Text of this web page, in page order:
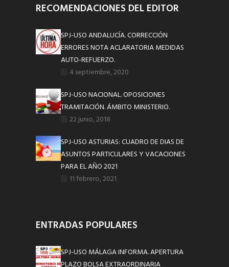
RECOMENDACIONES DEL EDITOR
SPJ-USO ANDALUCÍA. CORRECCIÓN
ERRORES NOTA ACLARATORIA MEDIDAS
AUTO-REFUERZO.
4 septiembre, 2020
SPJ-USO NACIONAL. OPOSICIONES
TRAMITACIÓN. ÁMBITO MINISTERIO.
22 junio, 2018
SPJ-USO ASTURIAS: CUADRO DE DIAS DE
ASUNTOS PARTICULARES Y VACACIONES
PARA EL AÑO 2021
11 febrero, 2021
ENTRADAS POPULARES
SPJ-USO MÁLAGA INFORMA. APERTURA
PLAZO BOLSA EXTRAORDINARIA